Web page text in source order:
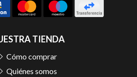
TIENDA
Cómo comprar
Quiénes somos